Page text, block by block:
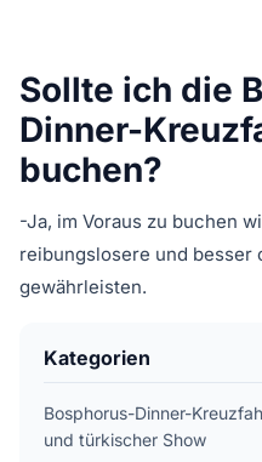
Sollte ich die
Dinner-
buchen?
-Ja, im Voraus zu buchen
reibungslosere und besser
gewährleisten.
Kategorien
Bosphorus-Dinner-
und türkischer Show